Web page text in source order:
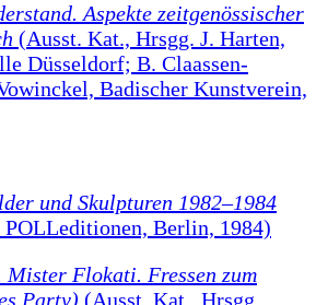
Aspekte zeitgenössischer
(Ausst. Kat., Hrsgg. J. Harten,
Düsseldorf; B. Claassen-
Badischer Kunstverein,
und Skulpturen 1982–1984
Berlin, 1984)
Mister Flokati. Fressen zum
Party) (Ausst. Kat., Hrsgg.